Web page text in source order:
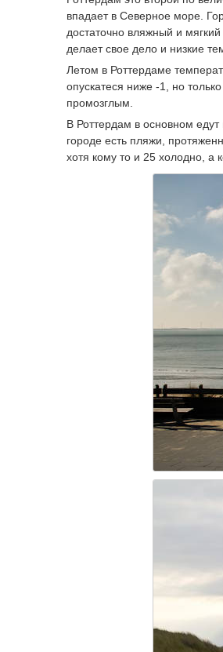
впадает в Северное море.
достаточно вляжный и
делает свое дело и низкие
Летом в Роттердаме
опускатеся ниже -1, но
промозглым.
В Роттердам в основном
городе есть пляжи,
хотя кому то и 25 холодно, а